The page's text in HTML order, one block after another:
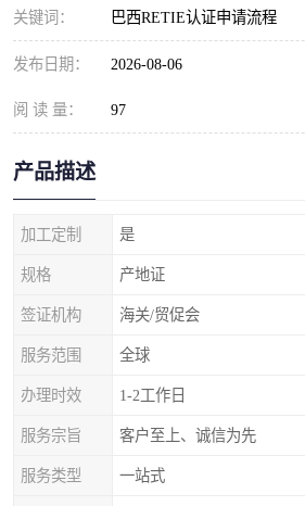
关键词： 巴西RETIE认证申请流程
发布日期： 2026-08-06
阅 读 量： 97
产品描述
加工定制 是
规格 产地证
签证机构 海关/贸促会
服务范围 全球
办理时效 1-2工作日
服务宗旨 客户至上、诚信为先
服务类型 一站式